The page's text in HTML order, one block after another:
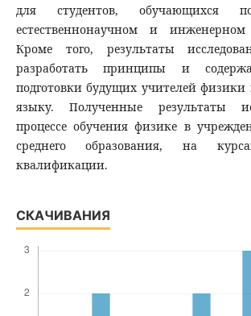
для студентов, обучающихся
естественнонаучном и инженерном
Кроме того, результаты
разработать принципы и
подготовки будущих учителей физики
языку. Полученные результаты
процессе обучения физике в
среднего образования, на
квалификации.
СКАЧИВАНИЯ